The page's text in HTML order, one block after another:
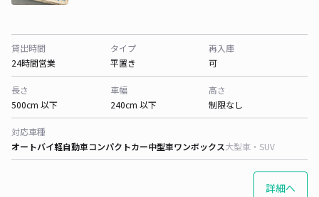
貸出時間
24時間営業
タイプ
平置き
再入庫
可
長さ
500cm 以下
車幅
240cm 以下
高さ
制限なし
対応車種
オートバイ軽自動車コンパクトカー中型車ワンボックス大型車・SUV
詳細へ